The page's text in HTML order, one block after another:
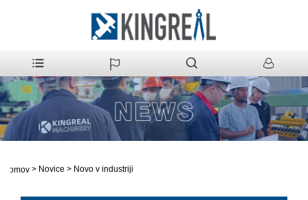
domov > Novice > Novo v industriji